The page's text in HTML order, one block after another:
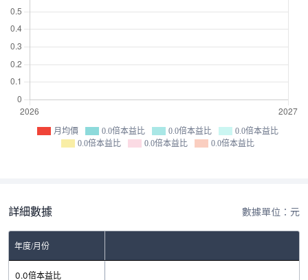
月均價 0.0倍本益比 0.0倍本益比
0.0倍本益比
0.0倍本益比
0.0倍本益比 0.0倍本益比
詳細數據 數據單位：元
年度/月份
0.0倍本益比